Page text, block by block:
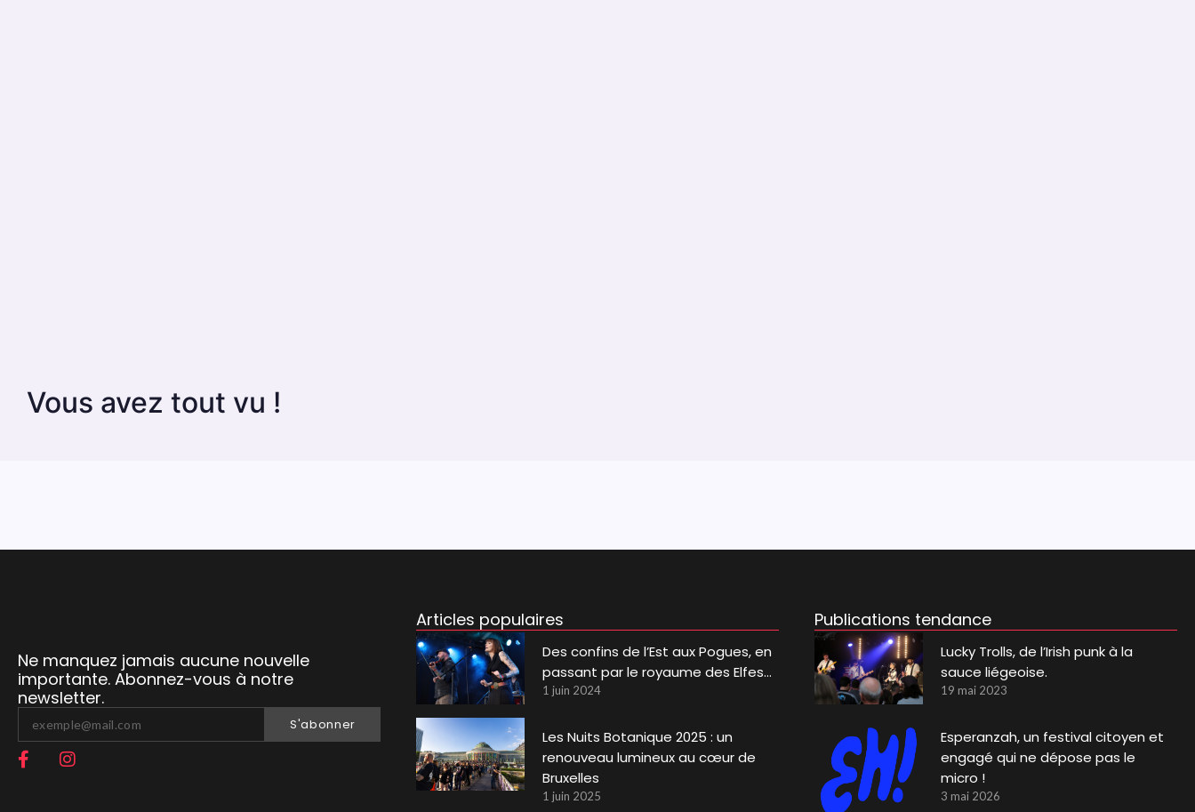
Vous avez tout vu !
Ne manquez jamais aucune nouvelle
importante. Abonnez-vous à notre
newsletter.
S'abonner
Articles populaires
Des confins de l’Est aux Pogues, en
passant par le royaume des Elfes…
1 juin 2024
Les Nuits Botanique 2025 : un
renouveau lumineux au cœur de
Bruxelles
1 juin 2025
Publications tendance
Lucky Trolls, de l’Irish punk à la
sauce liégeoise.
19 mai 2023
Esperanzah, un festival citoyen et
engagé qui ne dépose pas le
micro !
3 mai 2026